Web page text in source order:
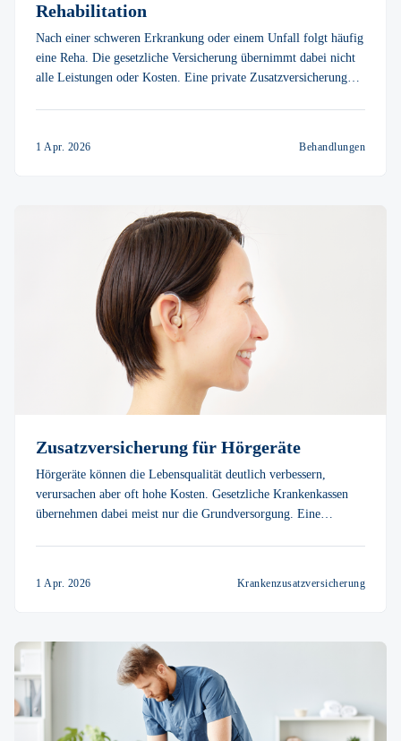
Rehabilitation
Nach einer schweren Erkrankung oder einem Unfall folgt häufig
eine Reha. Die gesetzliche Versicherung übernimmt dabei nicht
alle Leistungen oder Kosten. Eine private Zusatzversicherung
1 Apr. 2026 Behandlungen
Zusatzversicherung für Hörgeräte
Hörgeräte können die Lebensqualität deutlich verbessern,
verursachen aber oft hohe Kosten. Gesetzliche Krankenkassen
übernehmen dabei meist nur die Grundversorgung. Eine
1 Apr. 2026 Krankenzusatzversicherung